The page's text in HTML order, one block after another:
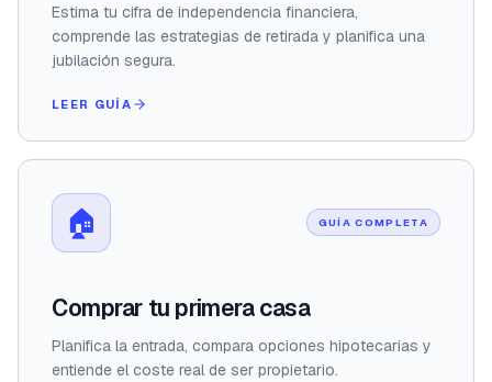
Estima tu cifra de independencia financiera,
comprende las estrategias de retirada y planifica una
jubilación segura.
LEER GUÍA
🏠 GUÍA COMPLETA
Comprar tu primera casa
Planifica la entrada, compara opciones hipotecarias y
entiende el coste real de ser propietario.